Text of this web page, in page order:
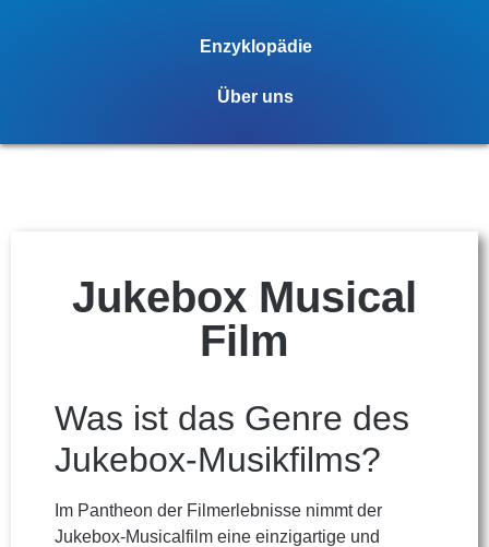
Enzyklopädie
Über uns
Jukebox Musical
Film
Was ist das Genre des
Jukebox-Musikfilms?
Im Pantheon der Filmerlebnisse nimmt der
Jukebox-Musicalfilm eine einzigartige und